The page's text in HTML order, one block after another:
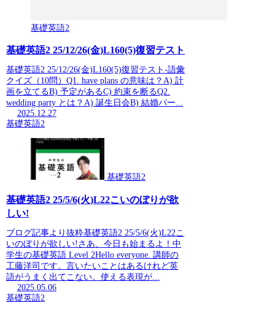
基礎英語2
基礎英語2 25/12/26(金)L160(5)復習テスト
基礎英語2 25/12/26(金)L160(5)復習テスト-語彙
クイズ（10問）Q1. have plans の意味は？A) 計
画を立てるB) 予定があるC) 約束を断るQ2.
wedding party とは？A) 誕生日会B) 結婚パー...
2025.12.27
基礎英語2
基礎英語2
基礎英語2 25/5/6(火)L22こいのぼりが欲
しい!
ブログ記事より抜粋基礎英語2 25/5/6(火)L22こ
いのぼりが欲しい!さあ、今日も始まるよ！中
学生の基礎英語 Level 2Hello everyone. 講師の
工藤洋司です。言いたいことはあるけれど英
語がうまく出てこない。使える表現が...
2025.05.06
基礎英語2